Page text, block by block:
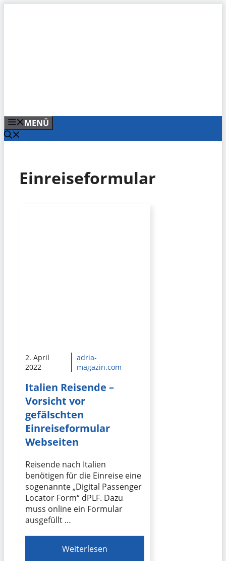
MENÜ
Einreiseformular
2. April
2022
adria-
magazin.com
Italien Reisende –
Vorsicht vor
gefälschten
Einreiseformular
Webseiten
Reisende nach Italien
benötigen für die Einreise eine
sogenannte „Digital Passenger
Locator Form“ dPLF. Dazu
muss online ein Formular
ausgefüllt …
Weiterlesen